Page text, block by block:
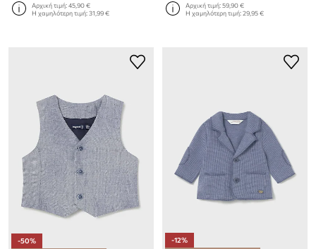
Αρχική τιμή:45,90 €
Η χαμηλότερη τιμή:31,99 €
Αρχική τιμή:59,90 €
Η χαμηλότερη τιμή:29,95 €
-50%
-12%